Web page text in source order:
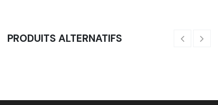
PRODUITS ALTERNATIFS